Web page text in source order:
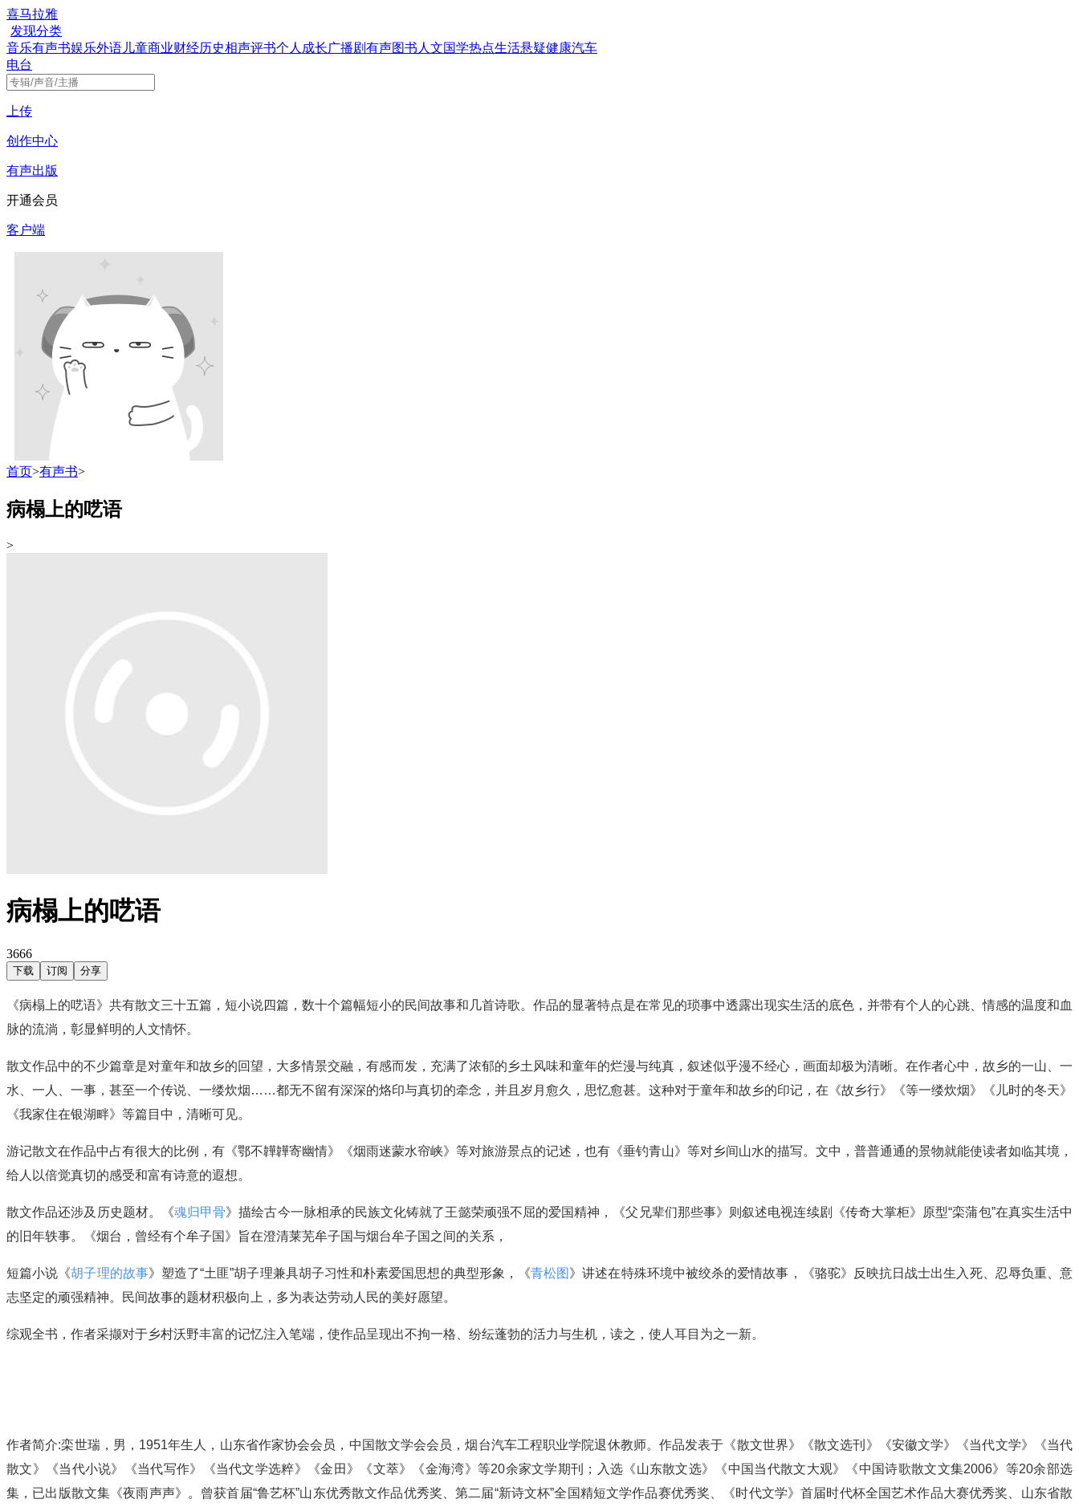
喜马拉雅
发现分类
音乐有声书娱乐外语 儿童商业财经历史相声评书个人成长广播剧有声图书 人文国学热点生活悬疑健康汽车
电台
上传
创作中心
有声出版
开通会员
客户端
首页>有声书>
病榻上的呓语
>
病榻上的呓语
3666
下载 订阅 分享
《病榻上的呓语》共有散文三十五篇，短小说四篇，数十个篇幅短小的民间故事和几首诗歌。作品的显著特点是在常见的琐事中透露出现实生活的底色，并带有个人的心跳、情感的温度和血
脉的流淌，彰显鲜明的人文情怀。
散文作品中的不少篇章是对童年和故乡的回望，大多情景交融，有感而发，充满了浓郁的乡土风味和童年的烂漫与纯真，叙述似乎漫不经心，画面却极为清晰。在作者心中，故乡的一山、一
水、一人、一事，甚至一个传说、一缕炊烟……都无不留有深深的烙印与真切的牵念，并且岁月愈久，思忆愈甚。这种对于童年和故乡的印记，在《故乡行》《等一缕炊烟》《儿时的冬天》
《我家住在银湖畔》等篇目中，清晰可见。
游记散文在作品中占有很大的比例，有《鄂不韡韡寄幽情》《烟雨迷蒙水帘峡》等对旅游景点的记述，也有《垂钓青山》等对乡间山水的描写。文中，普普通通的景物就能使读者如临其境，
给人以倍觉真切的感受和富有诗意的遐想。
散文作品还涉及历史题材。《魂归甲骨》描绘古今一脉相承的民族文化铸就了王懿荣顽强不屈的爱国精神，《父兄辈们那些事》则叙述电视连续剧《传奇大掌柜》原型“栾蒲包”在真实生活中
的旧年轶事。《烟台，曾经有个牟子国》旨在澄清莱芜牟子国与烟台牟子国之间的关系，
短篇小说《胡子理的故事》塑造了“土匪”胡子理兼具胡子习性和朴素爱国思想的典型形象，《青松图 》讲述在特殊环境中被绞杀的爱情故事，《骆驼》反映抗日战士出生入死、忍辱负重、意
志坚定的顽强精神。民间故事的题材积极向上，多为表达劳动人民的美好愿望。
综观全书，作者采撷对于乡村沃野丰富的记忆注入笔端，使作品呈现出不拘一格、纷纭蓬勃的活力与生机，读之，使人耳目为之一新。
作者简介:栾世瑞，男，1951年生人，山东省作家协会会员，中国散文学会会员，烟台汽车工程职业学院退休教师。作品发表于《散文世界》《散文选刊》《安徽文学》《当代文学》《当代
散文》《当代小说》《当代写作》《当代文学选粹》《金田》《文萃》《金海湾》等20余家文学期刊；入选《山东散文选》《中国当代散文大观》《中国诗歌散文文集2006》等20余部选
集，已出版散文集《夜雨声声》。曾获首届“鲁艺杯”山东优秀散文作品优秀奖、第二届“新诗文杯”全国精短文学作品赛优秀奖、《时代文学》首届时代杯全国艺术作品大赛优秀奖、山东省散